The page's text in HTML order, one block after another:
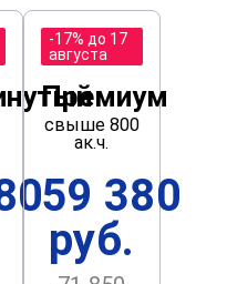
-17% до 17
августа
Премиум
свыше 800
ак.ч.
59 380
руб.